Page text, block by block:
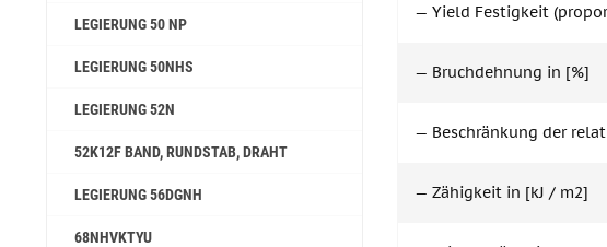
LEGIERUNG 50 NP
LEGIERUNG 50NHS
LEGIERUNG 52N
52K12F BAND, RUNDSTAB, DRAHT
LEGIERUNG 56DGNH
68NHVKTYU
— Yield Festigkeit
— Bruchdehnung in [%]
— Beschränkung der
— Zähigkeit in [kJ / m2]